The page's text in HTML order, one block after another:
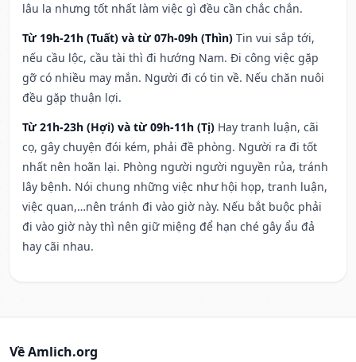
lâu la nhưng tốt nhất làm việc gì đều cần chắc chắn.
Từ 19h-21h (Tuất) và từ 07h-09h (Thìn) Tin vui sắp tới,
nếu cầu lộc, cầu tài thì đi hướng Nam. Đi công việc gặp
gỡ có nhiều may mắn. Người đi có tin về. Nếu chăn nuôi
đều gặp thuận lợi.
Từ 21h-23h (Hợi) và từ 09h-11h (Tị) Hay tranh luận, cãi
cọ, gây chuyện đói kém, phải đề phòng. Người ra đi tốt
nhất nên hoãn lại. Phòng người người nguyền rủa, tránh
lây bệnh. Nói chung những việc như hội họp, tranh luận,
việc quan,…nên tránh đi vào giờ này. Nếu bắt buộc phải
đi vào giờ này thì nên giữ miệng để hạn ché gây ẩu đả
hay cãi nhau.
Về Amlich.org